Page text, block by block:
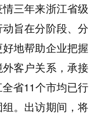
三年来浙江省级
旨在分阶段、分
地帮助企业把握
客户关系，承接
省11个市均已行
。出访期间，将